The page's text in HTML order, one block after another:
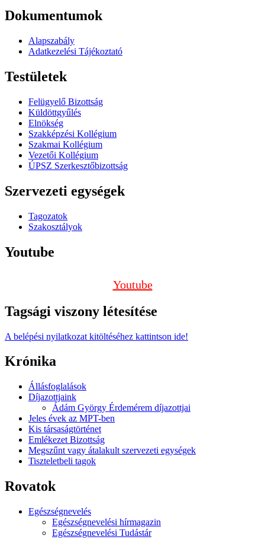
Dokumentumok
Alapszabály
Adatkezelési Tájékoztató
Testületek
Felügyelő Bizottság
Küldöttgyűlés
Elnökség
Szakképzési Kollégium
Szakmai Kollégium
Vezetői Kollégium
ÚPSZ Szerkesztőbizottság
Szervezeti egységek
Tagozatok
Szakosztályok
Youtube
Youtube
Tagsági viszony létesítése
A belépési nyilatkozat kitöltéséhez kattintson ide!
Krónika
Állásfoglalások
Díjazottjaink
Ádám György Érdemérem díjazottjai
Jeles évek az MPT-ben
Kis társaságtörténet
Emlékezet Bizottság
Megszűnt vagy átalakult szervezeti egységek
Tiszteletbeli tagok
Rovatok
Egészségnevelés
Egészségnevelési hírmagazin
Egészségnevelési Tudástár